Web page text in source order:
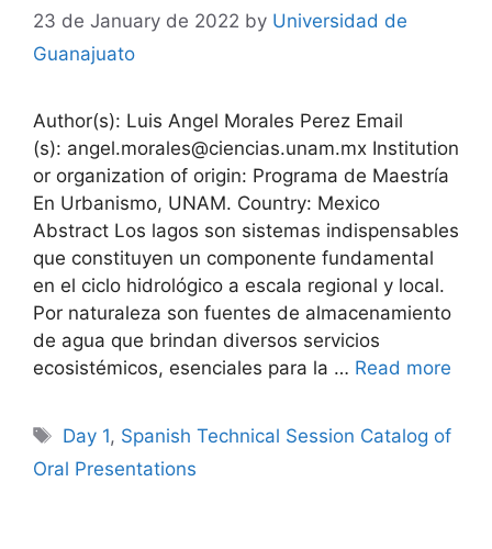
23 de January de 2022 by Universidad de
Guanajuato
Author(s): Luis Angel Morales Perez Email
(s): angel.morales@ciencias.unam.mx Institution
or organization of origin: Programa de Maestría
En Urbanismo, UNAM. Country: Mexico
Abstract Los lagos son sistemas indispensables
que constituyen un componente fundamental
en el ciclo hidrológico a escala regional y local.
Por naturaleza son fuentes de almacenamiento
de agua que brindan diversos servicios
ecosistémicos, esenciales para la … Read more
Tags
Day 1, Spanish Technical Session Catalog of
Oral Presentations